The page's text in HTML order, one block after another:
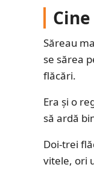
Săreau
se sărea
flăcări.
Era și o
să ardă
Doi-trei
vitele, ori